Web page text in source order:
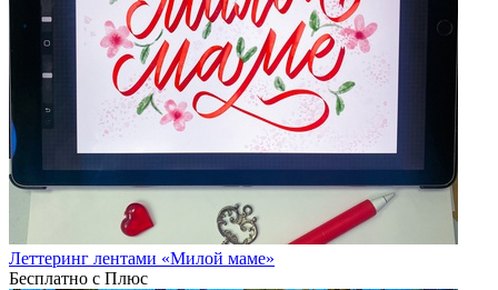
Леттеринг лентами «Милой маме»
Бесплатно с Плюс